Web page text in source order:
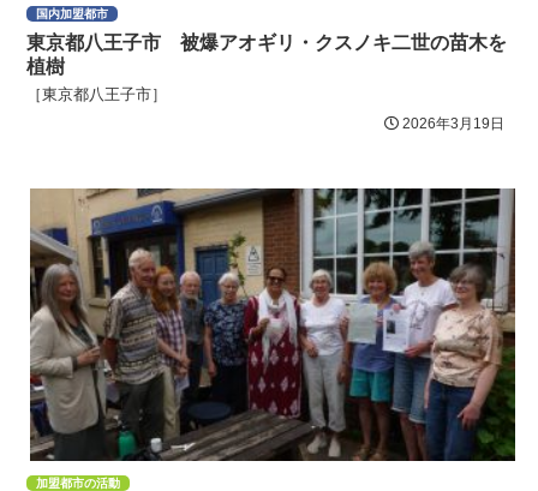
国内加盟都市
東京都八王子市 被爆アオギリ・クスノキ二世の苗木を
植樹
［東京都八王子市］
2026年3月19日
加盟都市の活動